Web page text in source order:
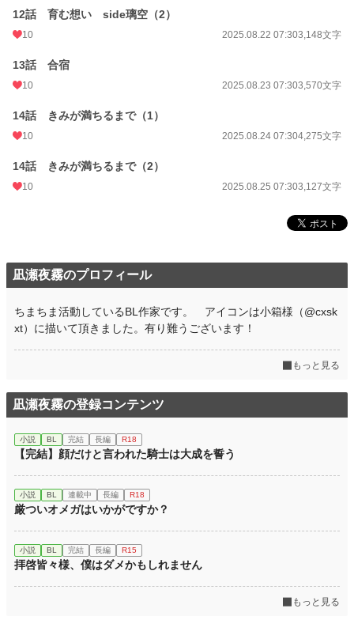
12話 育む想い side璃空（2）
10 2025.08.22 07:303,148文字
13話 合宿
10 2025.08.23 07:303,570文字
14話 きみが満ちるまで（1）
10 2025.08.24 07:304,275文字
14話 きみが満ちるまで（2）
10 2025.08.25 07:303,127文字
凪瀬夜霧のプロフィール
ちまちま活動しているBL作家です。 アイコンは小箱様（@cxsk
xt）に描いて頂きました。有り難うございます！
もっと見る
凪瀬夜霧の登録コンテンツ
小説 BL 完結 長編 R18
【完結】顔だけと言われた騎士は大成を誓う
小説 BL 連載中 長編 R18
厳ついオメガはいかがですか？
小説 BL 完結 長編 R15
拝啓皆々様、僕はダメかもしれません
もっと見る